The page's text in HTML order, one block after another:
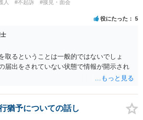
人 #不起訴
#接見・面会
役にたった 5
取るということは一般的ではないでしょ
届出をされていない状態で情報が開示され
猶予についての話し